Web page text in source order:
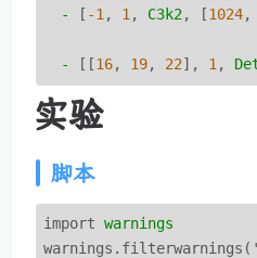
-
[ -1, 1, C3k2, [1024
- [[16, 19, 22], 1,
实验
脚本
import warnings